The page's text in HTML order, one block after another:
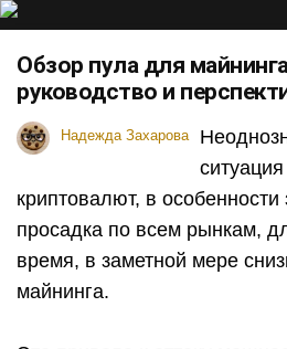
Обзор пула для
руководство и
Надежда Захарова
криптовалют, в особенности
просадка по всем рынкам,
время, в заметной мере
майнинга.